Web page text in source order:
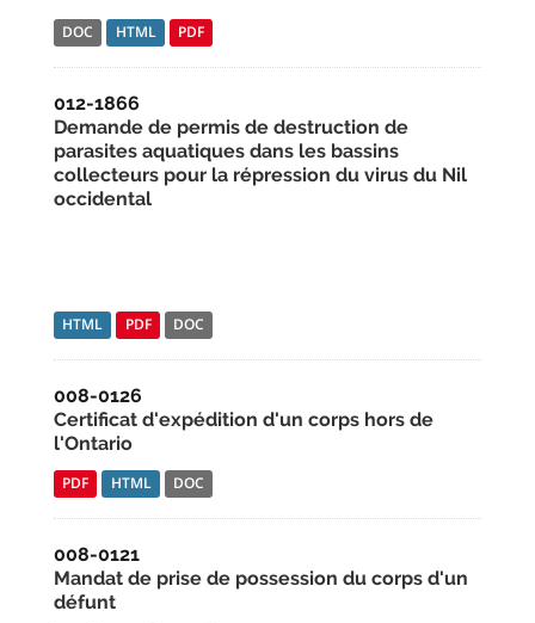
DOC HTML PDF
012-1866
Demande de permis de destruction de
parasites aquatiques dans les bassins
collecteurs pour la répression du virus du Nil
occidental
HTML PDF DOC
008-0126
Certificat d'expédition d'un corps hors de
l'Ontario
PDF HTML DOC
008-0121
Mandat de prise de possession du corps d'un
défunt